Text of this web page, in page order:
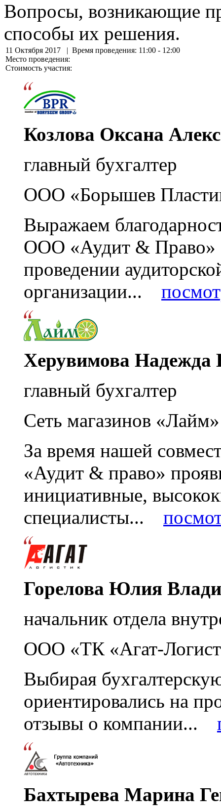
Вопросы, возникающие
способы их решения.
11 Октября 2017
| Время проведения: 11:00 - 12:00
Место проведения:
Стоимость участия:
Козлова Оксана
главный бухгалтер
ООО «Борышев
Выражаем
ООО «Аудит & Право»
проведении
организации...
Херувимова Надежда
главный бухгалтер
Сеть магазинов «Лайм»
За время нашей
«Аудит & право»
инициативные,
специалисты...
Горелова Юлия
начальник отдела
ООО «ТК «Агат-
Выбирая
ориентировались на
отзывы о компании...
Бахтырева Марина